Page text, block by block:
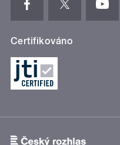
Certifikováno